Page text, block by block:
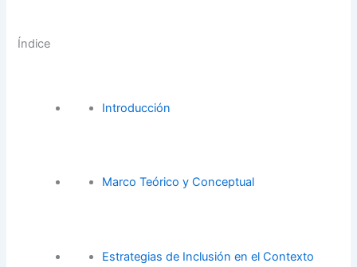
Índice
Introducción
Marco Teórico y Conceptual
Estrategias de Inclusión en el Contexto